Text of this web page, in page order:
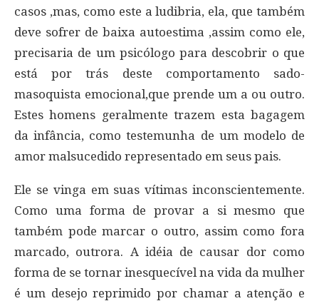
casos ,mas, como este a ludibria, ela, que também
deve sofrer de baixa autoestima ,assim como ele,
precisaria de um psicólogo para descobrir o que
está por trás deste comportamento sado-
masoquista emocional,que prende um a ou outro.
Estes homens geralmente trazem esta bagagem
da infância, como testemunha de um modelo de
amor malsucedido representado em seus pais.
Ele se vinga em suas vítimas inconscientemente.
Como uma forma de provar a si mesmo que
também pode marcar o outro, assim como fora
marcado, outrora. A idéia de causar dor como
forma de se tornar inesquecível na vida da mulher
é um desejo reprimido por chamar a atenção e